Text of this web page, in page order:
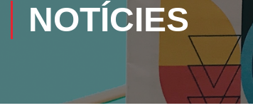
NOTÍCIES